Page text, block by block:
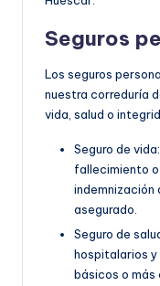
Seguros
Los seguros
nuestra correduría
vida, salud o
Seguro de
fallecimiento o
indemnización
asegurado.
Seguro de
hospitalarios y
básicos o